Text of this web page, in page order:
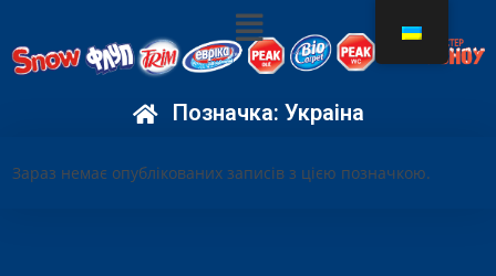
Позначка: Украiна
Зараз немає опублікованих записів з цією позначкою.